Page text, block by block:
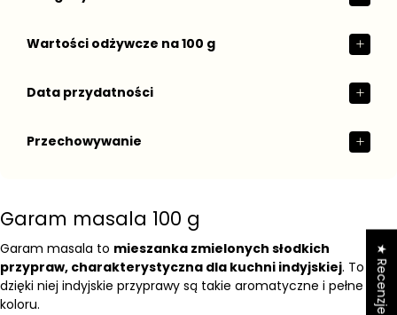
Wartości odżywcze na 100 g
Data przydatności
Przechowywanie
Garam masala 100 g
Garam masala to mieszanka zmielonych słodkich
przypraw, charakterystyczna dla kuchni indyjskiej. To
dzięki niej indyjskie przyprawy są takie aromatyczne i pełne
koloru.
★ Recenzje